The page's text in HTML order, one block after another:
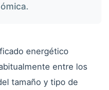
energético
entre los
tamaño y tipo de